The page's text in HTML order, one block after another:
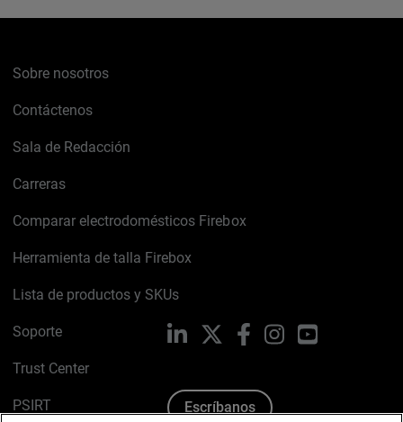
Sobre nosotros
Contáctenos
Sala de Redacción
Carreras
Comparar electrodomésticos Firebox
Herramienta de talla Firebox
Lista de productos y SKUs
Soporte
Trust Center
PSIRT
LinkedIn FacebookInstagramYouTube
Escríbanos